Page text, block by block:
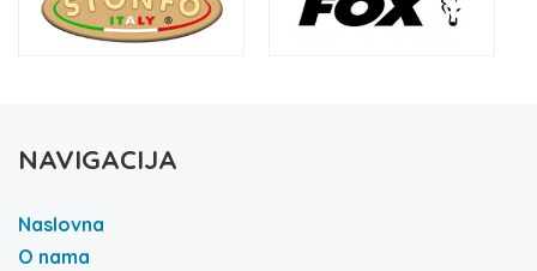
NAVIGACIJA
Naslovna
O nama